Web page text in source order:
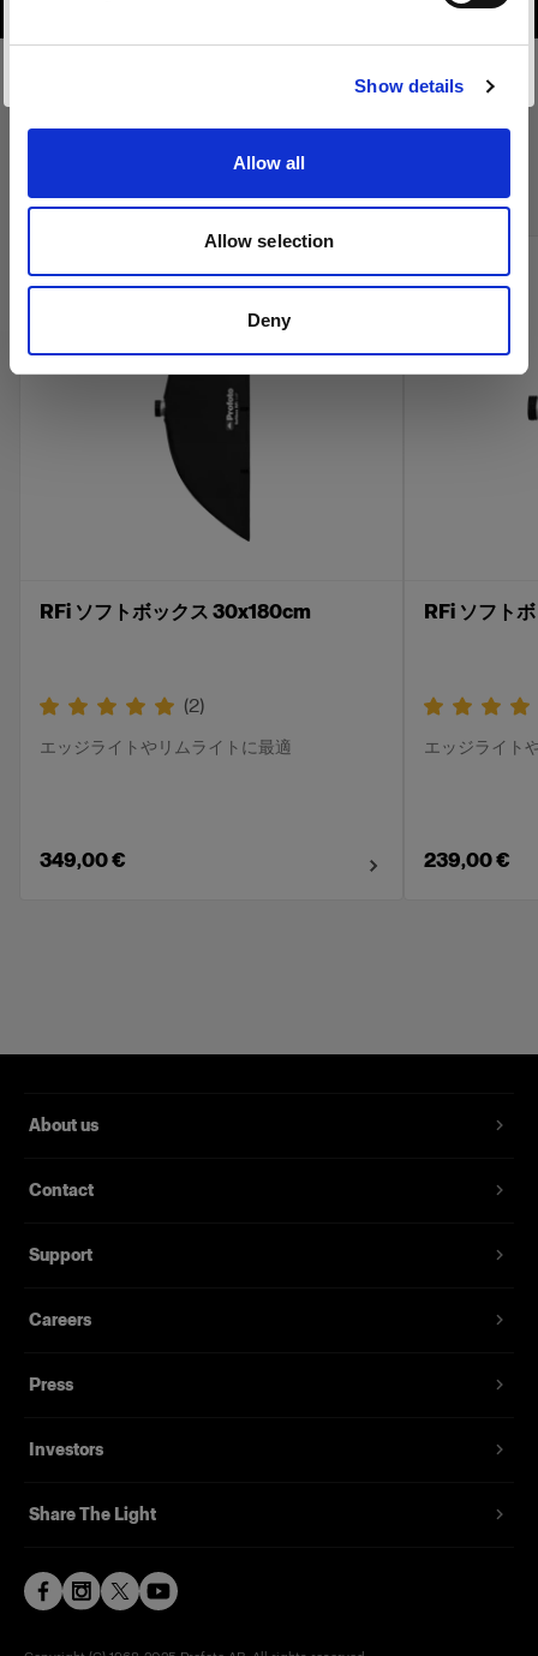
Show details
Allow all
Allow selection
Deny
サイトにアクセス
プロフォトのシネマ製品をオン
RFi ソフトボックス 30x180cm
(2)
エッジライトやリムライトに最適
349,00 €
RFi ソフト
エッジライト
239,00 €
About us
Contact
Support
Careers
Press
Investors
Share The Light